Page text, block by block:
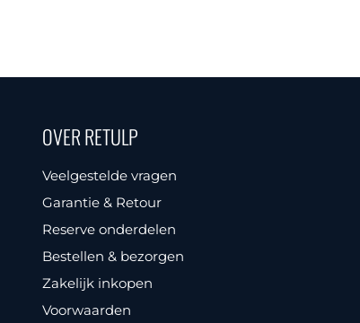
OVER RETULP
Veelgestelde vragen
Garantie & Retour
Reserve onderdelen
Bestellen & bezorgen
Zakelijk inkopen
Voorwaarden